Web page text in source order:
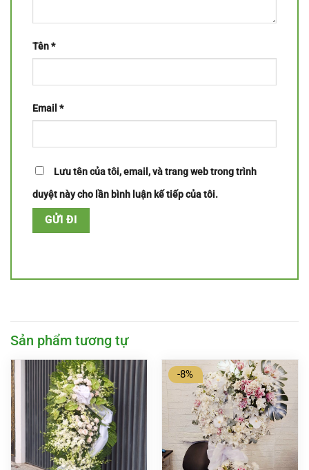
Tên*
Email *
Lưu tên của tôi, email, và trang web trong trình
duyệt này cho lần bình luận kế tiếp của tôi.
Sản phẩm tương tự
-8%